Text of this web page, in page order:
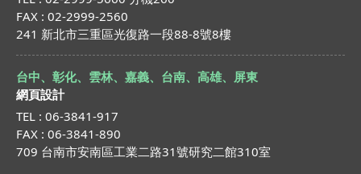
FAX : 02-2999-2560
241 新北市三重區光復路一段88-8號8樓
台中、彰化、雲林、嘉義、台南、高雄、屏東
網頁設計
TEL : 06-3841-917
FAX : 06-3841-890
709 台南市安南區工業二路31號研究二館310室